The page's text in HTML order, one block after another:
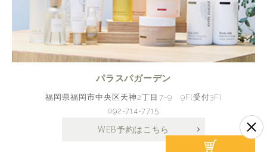
パラスパガーデン
福岡県福岡市中央区天神2丁目7-9 9F(受付3F)
092-714-7715
WEB予約はこちら